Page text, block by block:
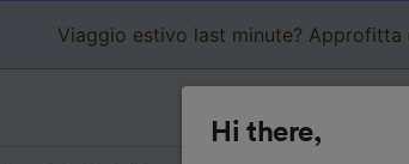
Viaggio estivo last minute?
Hi there,